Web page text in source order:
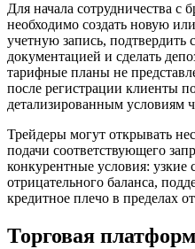
Для начала сотрудничества
необходимо создать новую
учетную запись, подтвердить
документацией и сделать
тарифные планы не
после регистрации клиенты
детализированным условиям
Трейдеры могут открывать
подачи соответствующего
конкурентные условия: узкие
отрицательного баланса,
кредитное плечо в пределах
Торговая